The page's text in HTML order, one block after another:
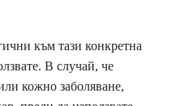
към тази конкретна
В случай, че
кожно заболяване,